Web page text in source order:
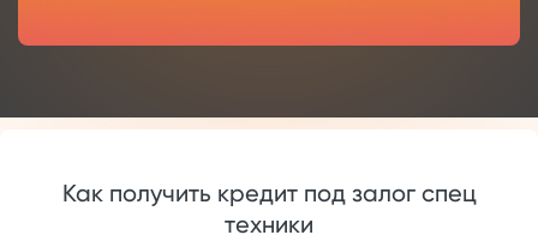
Как получить кредит под залог спец
техники